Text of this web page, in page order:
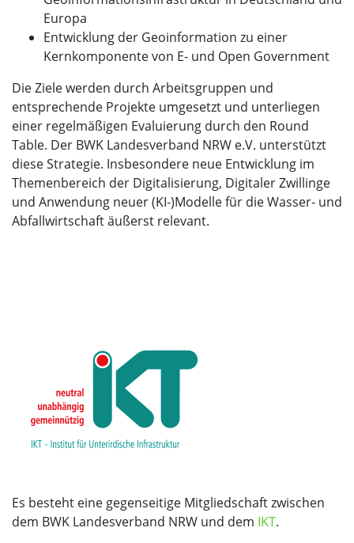
Europa
Entwicklung der Geoinformation zu einer
Kernkomponente von E- und Open Government
Die Ziele werden durch Arbeitsgruppen und
entsprechende Projekte umgesetzt und unterliegen
einer regelmäßigen Evaluierung durch den Round
Table. Der BWK Landesverband NRW e.V. unterstützt
diese Strategie. Insbesondere neue Entwicklung im
Themenbereich der Digitalisierung, Digitaler Zwillinge
und Anwendung neuer (KI-)Modelle für die Wasser- und
Abfallwirtschaft äußerst relevant.
Es besteht eine gegenseitige Mitgliedschaft zwischen
dem BWK Landesverband NRW und dem IKT.